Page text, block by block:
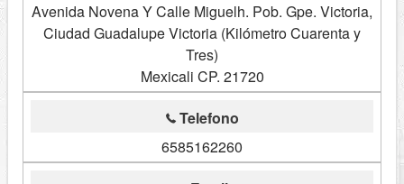
Avenida Novena Y Calle Miguelh. Pob. Gpe. Victoria,
Ciudad Guadalupe Victoria (Kilómetro Cuarenta y
Tres)
Mexicali CP. 21720
Telefono
6585162260